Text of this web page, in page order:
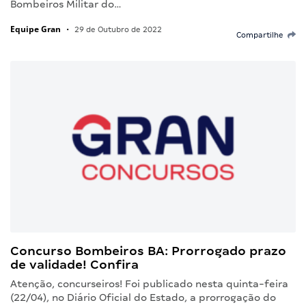
Bombeiros Militar do…
Equipe Gran • 29 de Outubro de 2022
Compartilhe
Concurso Bombeiros BA: Prorrogado prazo
de validade! Confira
Atenção, concurseiros! Foi publicado nesta quinta-feira
(22/04), no Diário Oficial do Estado, a prorrogação do